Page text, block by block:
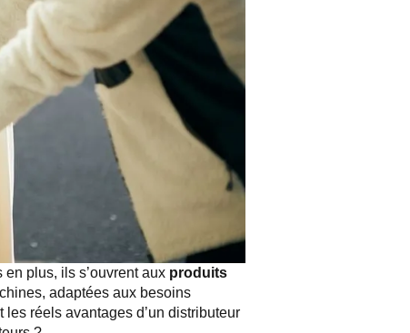
plus, ils s’ouvrent aux produits
adaptées aux besoins
réels avantages d’un distributeur